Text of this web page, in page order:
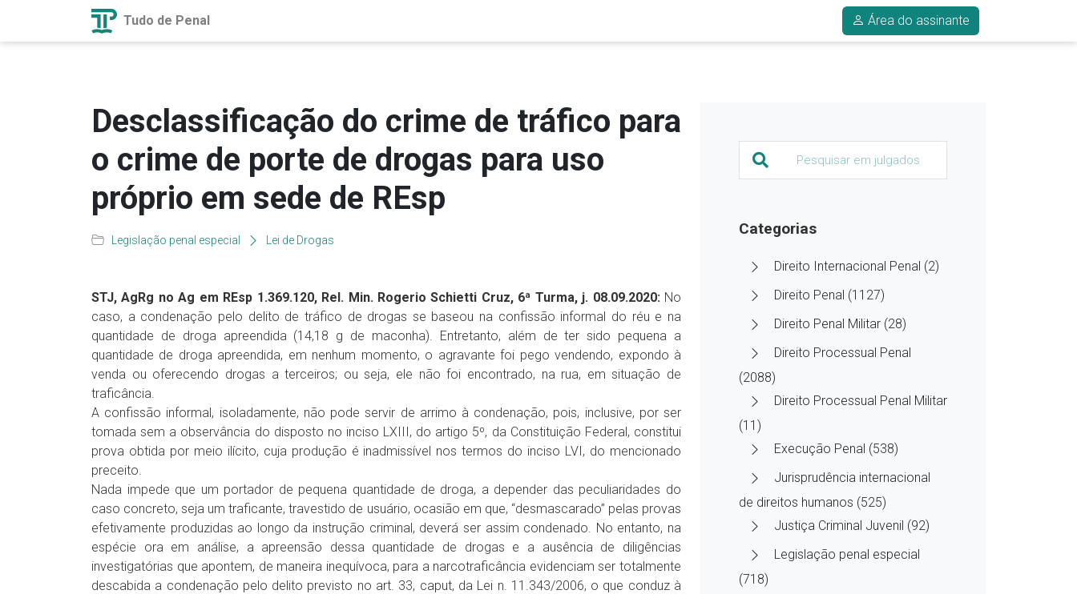
Tudo de Penal Área do assinante
Desclassificação do crime de tráfico para
o crime de porte de drogas para uso
próprio em sede de REsp
Legislação penal especial Lei de Drogas
STJ, AgRg no Ag em REsp 1.369.120, Rel. Min. Rogerio Schietti Cruz, 6ª Turma, j. 08.09.2020: No
caso, a condenação pelo delito de tráfico de drogas se baseou na confissão informal do réu e na
quantidade de droga apreendida (14,18 g de maconha). Entretanto, além de ter sido pequena a
quantidade de droga apreendida, em nenhum momento, o agravante foi pego vendendo, expondo à
venda ou oferecendo drogas a terceiros; ou seja, ele não foi encontrado, na rua, em situação de
traficância.
A confissão informal, isoladamente, não pode servir de arrimo à condenação, pois, inclusive, por ser
tomada sem a observância do disposto no inciso LXIII, do artigo 5º, da Constituição Federal, constitui
prova obtida por meio ilícito, cuja produção é inadmissível nos termos do inciso LVI, do mencionado
preceito.
Nada impede que um portador de pequena quantidade de droga, a depender das peculiaridades do
caso concreto, seja um traficante, travestido de usuário, ocasião em que, “desmascarado” pelas provas
efetivamente produzidas ao longo da instrução criminal, deverá ser assim condenado. No entanto, na
espécie ora em análise, a apreensão dessa quantidade de drogas e a ausência de diligências
investigatórias que apontem, de maneira inequívoca, para a narcotraficância evidenciam ser totalmente
descabida a condenação pelo delito previsto no art. 33, caput, da Lei n. 11.343/2006, o que conduz à
Categorias
Direito Internacional Penal (2)
Direito Penal (1127)
Direito Penal Militar (28)
Direito Processual Penal
(2088)
Direito Processual Penal Militar
(11)
Execução Penal (538)
Jurisprudência internacional
de direitos humanos (525)
Justiça Criminal Juvenil (92)
Legislação penal especial
(718)